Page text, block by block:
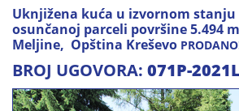
Uknjižena kuća u izvornom
osunčanoj parceli površine 5.494
Meljine, Opština Kreševo
BROJ UGOVORA: 071P-2021L